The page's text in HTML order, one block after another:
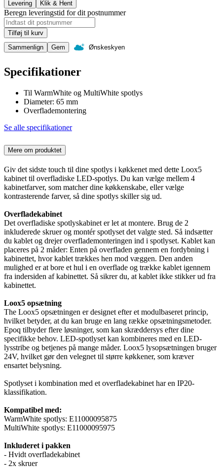
Levering Klik & Hent
Beregn leveringstid for dit postnummer
Tilføj til kurv
Sammenlign
Gem Ønskeskyen
Specifikationer
Til WarmWhite og MultiWhite spotlys
Diameter: 65 mm
Overflademontering
Se alle specifikationer
Mere om produktet
Giv det sidste touch til dine spotlys i køkkenet med dette Loox5
kabinet til overfladiske LED-spotlys. Du kan vælge mellem 4
kabinetfarver, som matcher dine køkkenskabe, eller vælge
kontrasterende farver, så dine spotlys skiller sig ud.
Overfladekabinet
Det overfladiske spotlyskabinet er let at montere. Brug de 2
inkluderede skruer og montér spotlyset det valgte sted. Så indsætter
du kablet og drejer overflademonteringen ind i spotlyset. Kablet kan
placeres på 2 måder: Enten på overfladen gennem en fordybning i
kabinettet, hvor kablet trækkes hen mod væggen. Den anden
mulighed er at bore et hul i en overflade og trække kablet igennem
fra indersiden af kabinettet. Så sikrer du, at kablet ikke stikker ud fra
kabinettet.
Loox5 opsætning
The Loox5 opsætningen er designet efter et modulbaseret princip,
hvilket betyder, at du kan bruge en lang række opsætningsmetoder.
Epoq tilbyder flere løsninger, som kan skræddersys efter dine
specifikke behov. LED-spotlyset kan kombineres med en LED-
lysstribe og betjenes på mange måder. Loox5 lysopsætningen bruger
24V, hvilket gør den velegnet til større køkkener, som kræver
ensartet belysning.
Spotlyset i kombination med et overfladekabinet har en IP20-
klassifikation.
Kompatibel med:
WarmWhite spotlys: E11000095875
MultiWhite spotlys: E11000095975
Inkluderet i pakken
- Hvidt overfladekabinet
- 2x skruer